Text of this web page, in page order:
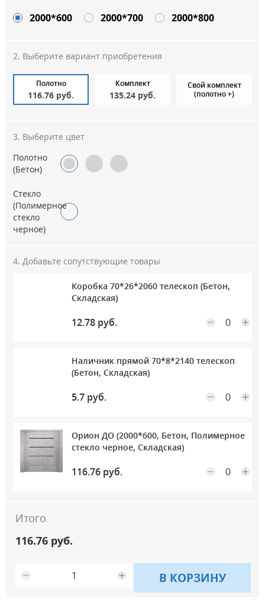
2000*600 2000*700 2000*800
Выберите вариант приобретения
Полотно
116.76 руб.
Комплект
135.24 руб.
Свой комплект
(полотно +)
Выберите цвет
Полотно
(Бетон)
Стекло
(Полимерное
стекло
черное)
Добавьте сопутствующие товары
Коробка 70*26*2060 телескоп (Бетон,
Складская)
12.78 руб.
Наличник прямой 70*8*2140 телескоп
(Бетон, Складская)
5.7 руб.
Орион ДО (2000*600, Бетон, Полимерное
стекло черное, Складская)
116.76 руб.
Итого
116.76 руб.
В КОРЗИНУ